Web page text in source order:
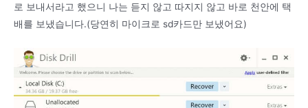
로 보내서라고 했으니 나는 듣지 않고 따지지 않고 바로 천안에 택
배를 보냈습니다.(당연히 마이크로 sd카드만 보냈어요)